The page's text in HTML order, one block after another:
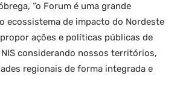
“o Forum é uma grande
ecossistema de impacto do Nordeste
ações e políticas públicas de
considerando nossos territórios,
regionais de forma integrada e